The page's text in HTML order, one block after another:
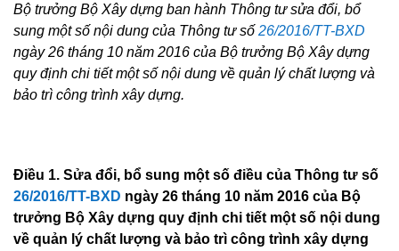
Bộ trưởng Bộ Xây dựng ban hành Thông tư sửa đổi, bổ
sung một số nội dung của Thông tư số 26/2016/TT-BXD
ngày 26 tháng 10 năm 2016 của Bộ trưởng Bộ Xây dựng
quy định chi tiết một số nội dung về quản lý chất lượng và
bảo trì công trình xây dựng.
Điều 1. Sửa đổi, bổ sung một số điều của Thông tư số
26/2016/TT-BXD ngày 26 tháng 10 năm 2016 của Bộ
trưởng Bộ Xây dựng quy định chi tiết một số nội dung
về quản lý chất lượng và bảo trì công trình xây dựng